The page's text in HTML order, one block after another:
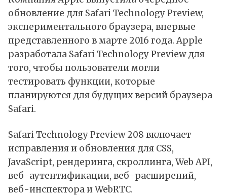
обновление для Safari Technology Preview,
экспериментального браузера, впервые
представленного в марте 2016 года. Apple
разработала Safari Technology Preview для
того, чтобы пользователи могли
тестировать функции, которые
планируются для будущих версий браузера
Safari.
Safari Technology Preview 208 включает
исправления и обновления для CSS,
JavaScript, рендеринга, скроллинга, Web API,
веб-аутентификации, веб-расширений,
веб-инспектора и WebRTC.